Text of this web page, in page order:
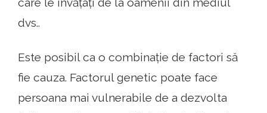
dvs..
Este posibil ca o combinație de factori să
fie cauza. Factorul genetic poate face
persoana mai vulnerabile de a dezvolta